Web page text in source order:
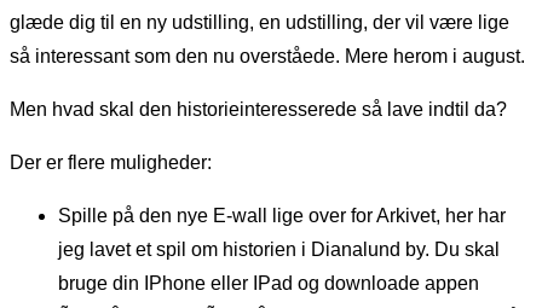
glæde dig til en ny udstilling, en udstilling, der vil være lige
så interessant som den nu overståede. Mere herom i august.
Men hvad skal den historieinteresserede så lave indtil da?
Der er flere muligheder:
Spille på den nye E-wall lige over for Arkivet, her har
jeg lavet et spil om historien i Dianalund by. Du skal
bruge din IPhone eller IPad og downloade appen